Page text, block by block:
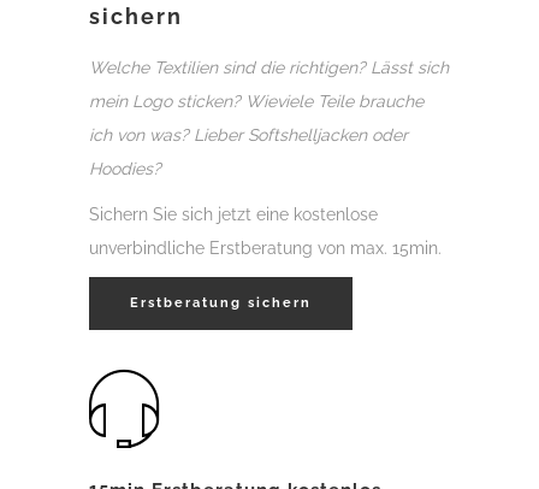
sichern
Welche Textilien sind die richtigen? Lässt sich
mein Logo sticken? Wieviele Teile brauche
ich von was? Lieber Softshelljacken oder
Hoodies?
Sichern Sie sich jetzt eine kostenlose
unverbindliche Erstberatung von max. 15min.
Erstberatung sichern